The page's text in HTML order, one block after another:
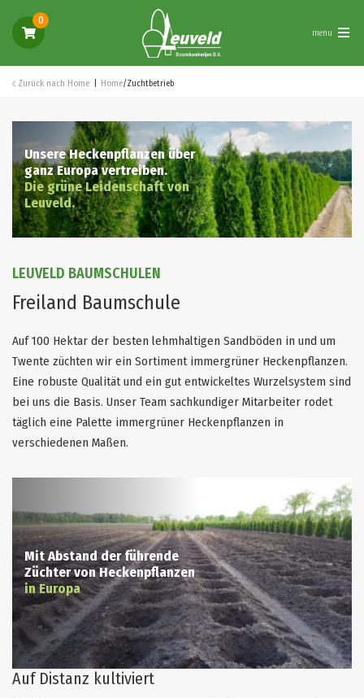
0
menu
Zurück nach Home Home/Zuchtbetrieb
Unsere Heckenpflanzen über
ganz Europa vertreiben.
Die grüne Leidenschaft von
Leuveld.
LEUVELD BAUMSCHULEN
Freiland Baumschule
Auf 100 Hektar der besten lehmhaltigen Sandböden in und um
Twente züchten wir ein Sortiment immergrüner Heckenpflanzen.
Eine robuste Qualität und ein gut entwickeltes Wurzelsystem sind
bei uns die Basis. Unser Team sachkundiger Mitarbeiter rodet
täglich eine Palette immergrüner Heckenpflanzen in
verschiedenen Maßen.
Mit Abstand der führende
Züchter von Heckenpflanzen
in Europa
Auf Distanz kultiviert